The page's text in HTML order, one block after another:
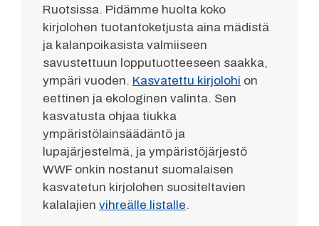
Ruotsissa. Pidämme huolta koko
kirjolohen tuotantoketjusta aina mädistä
ja kalanpoikasista valmiiseen
savustettuun lopputuotteeseen saakka,
ympäri vuoden. Kasvatettu kirjolohi on
eettinen ja ekologinen valinta. Sen
kasvatusta ohjaa tiukka
ympäristölainsäädäntö ja
lupajärjestelmä, ja ympäristöjärjestö
WWF onkin nostanut suomalaisen
kasvatetun kirjolohen suositeltavien
kalalajien vihreälle listalle.